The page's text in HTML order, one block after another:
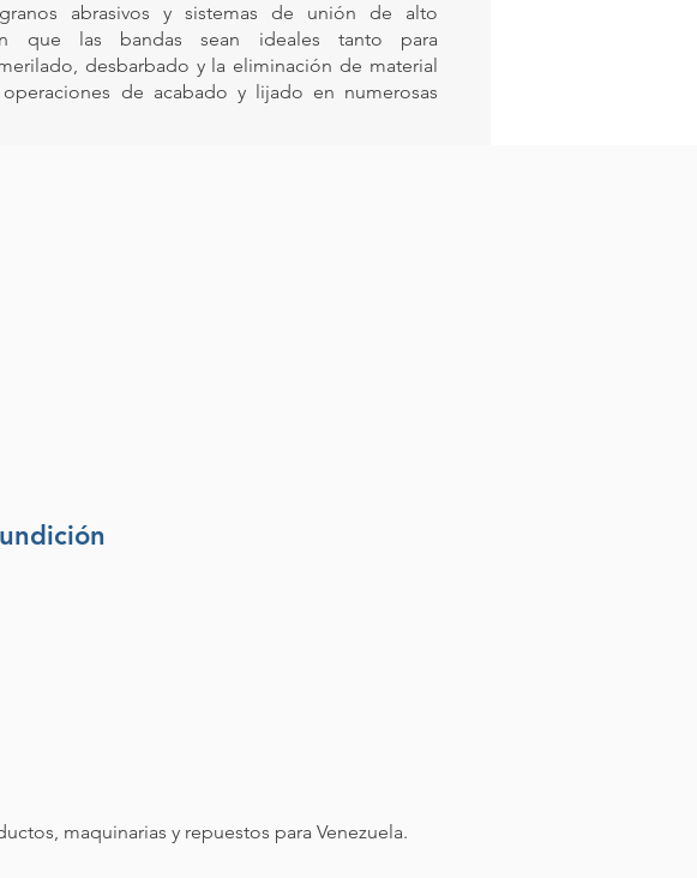
abrasivos y sistemas de unión de alto
que las bandas sean ideales tanto para
desbarbado y la eliminación de material
de acabado y lijado en numerosas
maquinarias y repuestos para Venezuela.